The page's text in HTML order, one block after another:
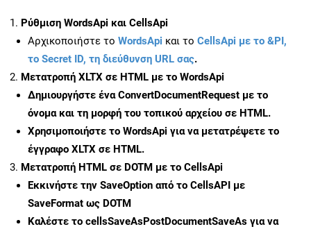
Ρύθμιση WordsApi και CellsApi
Αρχικοποιήστε το WordsApi και το CellsApi με το &PI,
το Secret ID, τη διεύθυνση URL σας.
Μετατροπή XLTX σε HTML με το WordsApi
Δημιουργήστε έναConvertDocumentRequest με το
όνομα και τη μορφή του τοπικού αρχείου σε HTML.
Χρησιμοποιήστε το WordsApi για να μετατρέψετε το
έγγραφο XLTX σε HTML.
Μετατροπή HTML σε DOTM με το CellsApi
Εκκινήστε την SaveOption από το CellsAPI με
SaveFormat ως DOTM
Καλέστε το cellsSaveAsPostDocumentSaveAs για να